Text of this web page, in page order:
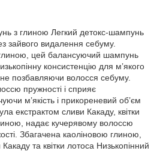
з глиною Легкий детокс-шампунь
зайвого видалення себуму.
цей балансуючий шампунь
консистенцію для м’якого
позбавляючи волосся себуму.
пружності і сприяє
м’якість і прикореневий об’єм
екстрактом сливи Какаду, квітки
надає кучерявому волоссю
Збагачена каоліновою глиною,
та квітки лотоса Низькопінний